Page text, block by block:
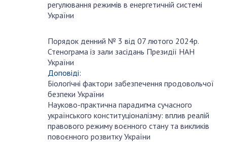
регулювання режимів в енергетичній системі
України
Порядок денний № 3 від 07 лютого 2024р.
Стенограма із зали засідань Президії НАН
України
Доповіді:
Біологічні фактори забезпечення продовольчої
безпеки України
Науково-практична парадигма сучасного
українського конституціоналізму: вплив реалій
правового режиму воєнного стану та викликів
повоєнного розвитку України